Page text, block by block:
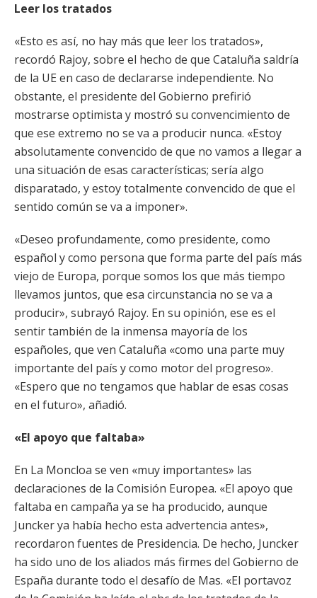
Leer los tratados
«Esto es así, no hay más que leer los tratados»,
recordó Rajoy, sobre el hecho de que Cataluña saldría
de la UE en caso de declararse independiente. No
obstante, el presidente del Gobierno prefirió
mostrarse optimista y mostró su convencimiento de
que ese extremo no se va a producir nunca. «Estoy
absolutamente convencido de que no vamos a llegar a
una situación de esas características; sería algo
disparatado, y estoy totalmente convencido de que el
sentido común se va a imponer».
«Deseo profundamente, como presidente, como
español y como persona que forma parte del país más
viejo de Europa, porque somos los que más tiempo
llevamos juntos, que esa circunstancia no se va a
producir», subrayó Rajoy. En su opinión, ese es el
sentir también de la inmensa mayoría de los
españoles, que ven Cataluña «como una parte muy
importante del país y como motor del progreso».
«Espero que no tengamos que hablar de esas cosas
en el futuro», añadió.
«El apoyo que faltaba»
En La Moncloa se ven «muy importantes» las
declaraciones de la Comisión Europea. «El apoyo que
faltaba en campaña ya se ha producido, aunque
Juncker ya había hecho esta advertencia antes»,
recordaron fuentes de Presidencia. De hecho, Juncker
ha sido uno de los aliados más firmes del Gobierno de
España durante todo el desafío de Mas. «El portavoz